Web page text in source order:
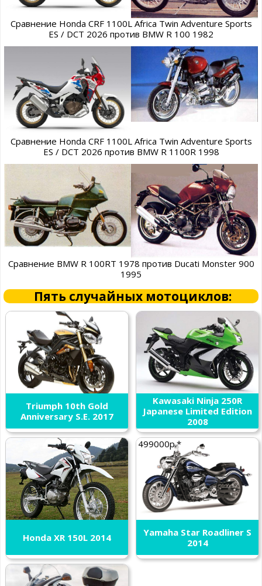
Сравнение Honda CRF 1100L Africa Twin Adventure Sports
ES / DCT 2026 против BMW R 100 1982
Сравнение Honda CRF 1100L Africa Twin Adventure Sports
ES / DCT 2026 против BMW R 1100R 1998
Сравнение BMW R 100RT 1978 против Ducati Monster 900
1995
Пять случайных мотоциклов:
Triumph 10th Gold
Anniversary S.E. 2017
Kawasaki Ninja 250R
Japanese Limited Edition
2008
Honda XR 150L 2014
499000р.*
Yamaha Star Roadliner S
2014